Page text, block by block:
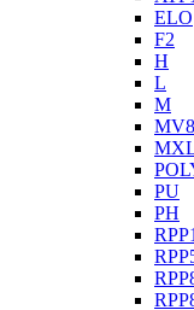
ELO
F2
H
L
M
MV8
PU
PH